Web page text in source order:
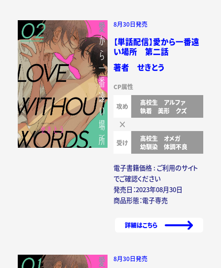
8月30日発売
【単話配信】愛から一番遠
い場所 第二話
著者 せきとう
CP属性
攻め 高校生
アルファ
執着
美形 クズ
受け 高校生
オメガ
幼馴染
体調不良
電子書籍価格 : ご利用のサイト
でご確認ください
発売日：2023年08月30日
商品形態：電子専売
詳細はこちら
8月30日発売